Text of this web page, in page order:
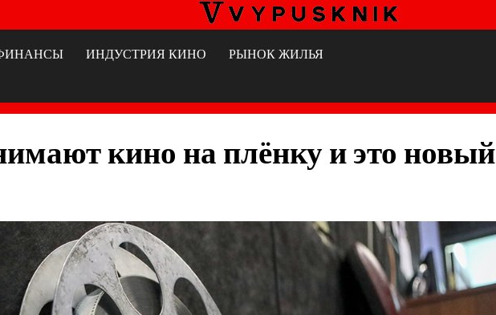
ИНДУСТРИЯ КИНО РЫНОК ЖИЛЬЯ
кино на плёнку и это новый